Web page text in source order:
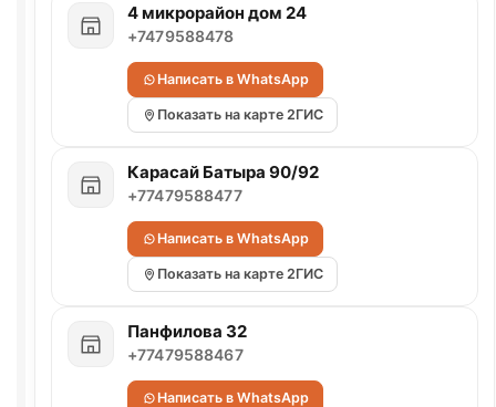
4 микрорайон дом 24
+7479588478
Написать в WhatsApp
Показать на карте 2ГИС
Карасай Батыра 90/92
+77479588477
Написать в WhatsApp
Показать на карте 2ГИС
Панфилова 32
+77479588467
Написать в WhatsApp